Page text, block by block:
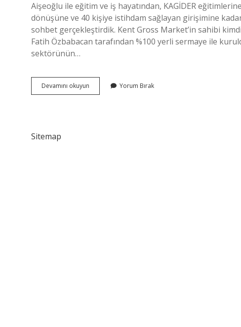
Aişeoğlu ile eğitim ve iş hayatından, KAGİDER
dönüşüne ve 40 kişiye istihdam sağlayan girişimine
sohbet gerçekleştirdik. Kent Gross Market’in sahibi
Fatih Özbabacan tarafından %100 yerli sermaye ile
sektörünün…
Devamını okuyun
Market
Yorum Bırak
Sitemap